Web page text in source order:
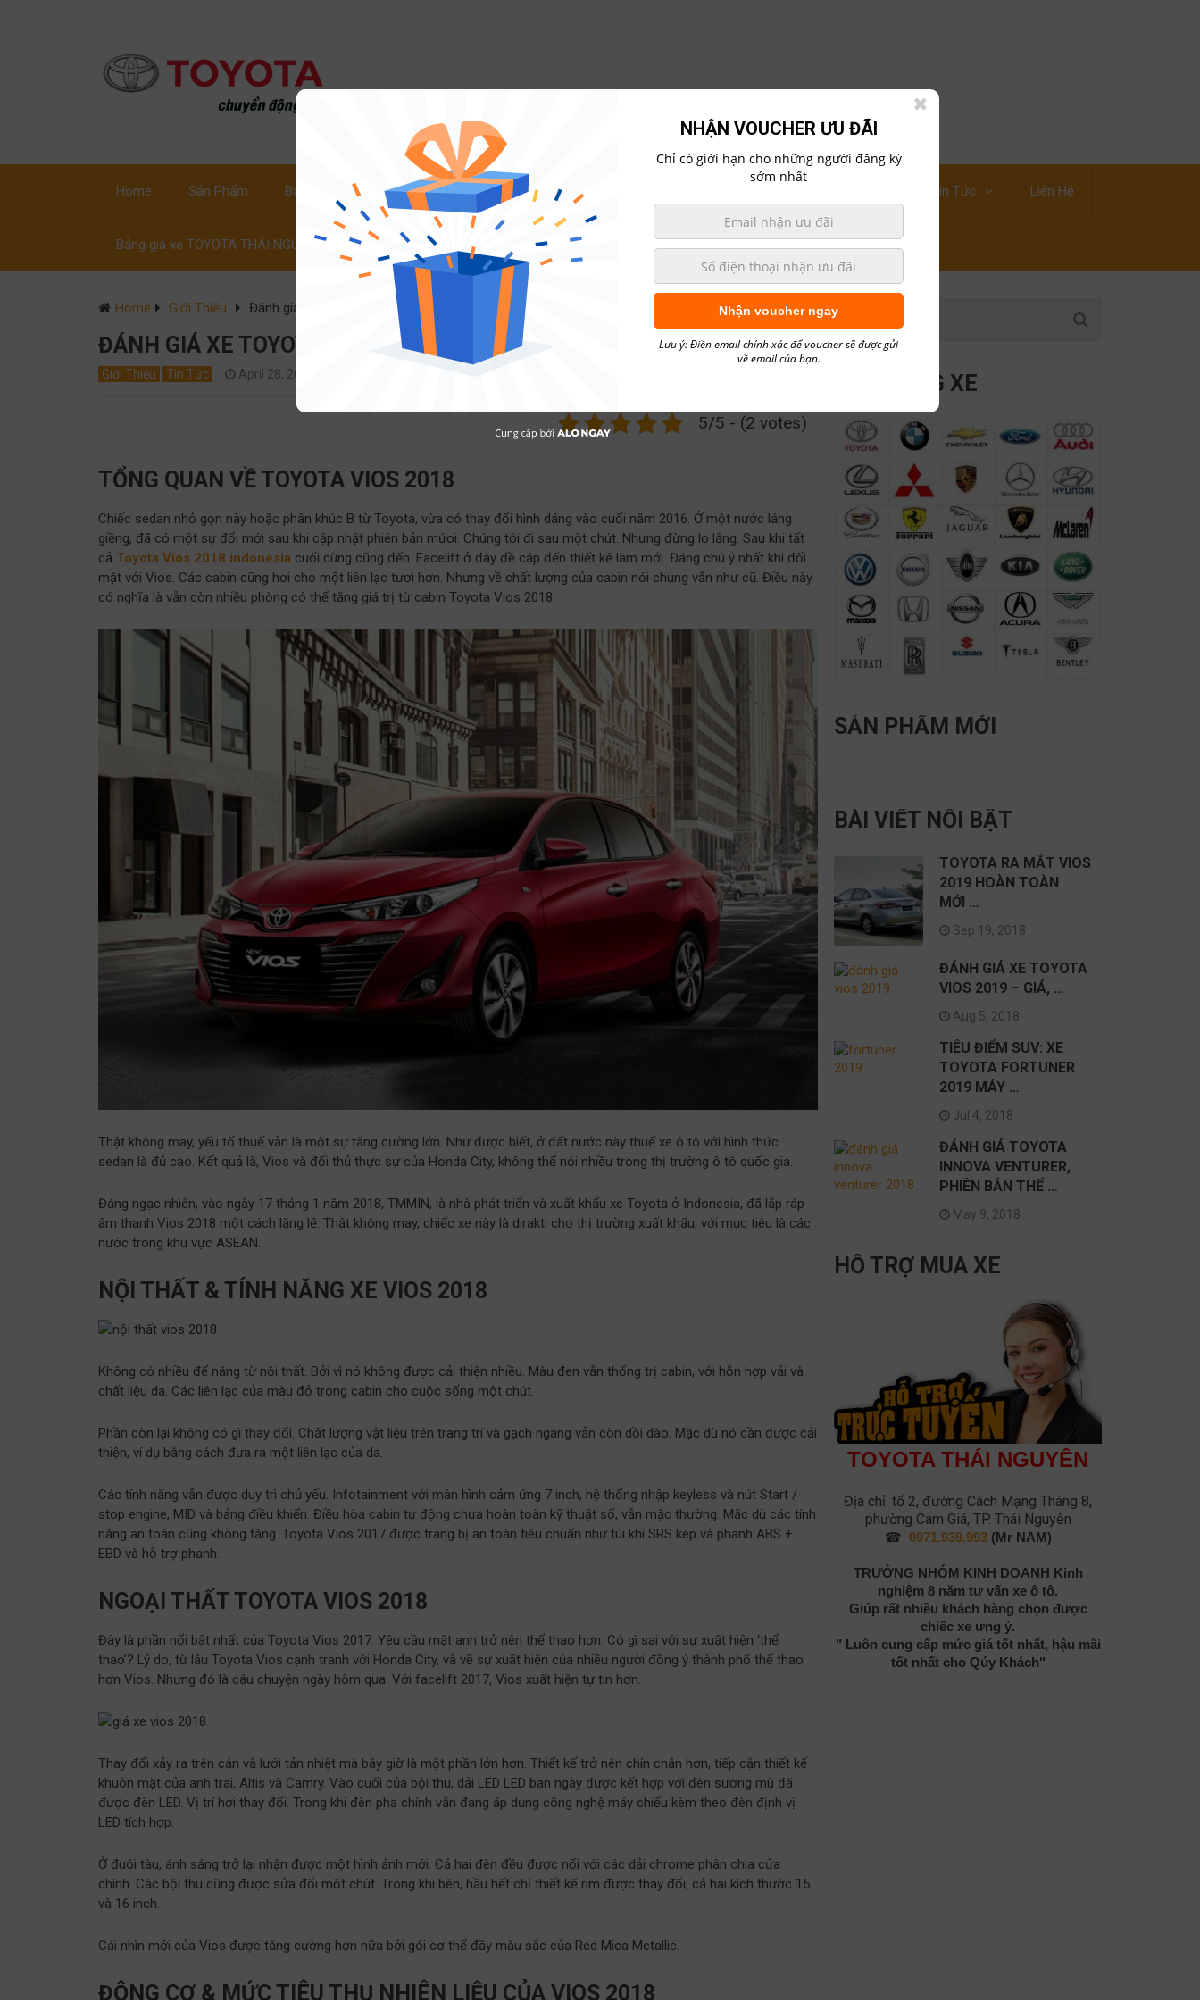
Home Sản Phẩm Bảng Giá Xe Các Dòng Xe Mua Xe Trả Góp Tin Tức Liên Hệ
Bảng giá xe TOYOTA THÁI NGUYÊN
Home Giới Thiệu Đánh giá xe TOYOTA VIOS 2018 phiên bản Indonesia
ĐÁNH GIÁ XE TOYOTA VIOS 2018 PHIÊN BẢN INDONESIA
Giới Thiệu Tin Tức April 28, 2018
5/5 - (2 votes)
TỔNG QUAN VỀ TOYOTA VIOS 2018
Chiếc sedan nhỏ gọn này hoặc phân khúc B từ Toyota, vừa có thay đổi hình dáng vào cuối năm 2016. Ở một nước láng
giềng, đã có một sự đổi mới sau khi cập nhật phiên bản mứoi. Chúng tôi đi sau một chút. Nhưng đừng lo lắng. Sau khi tất
cả Toyota Vios 2018 indonesia cuối cùng cũng đến. Facelift ở đây đề cập đến thiết kế làm mới. Đáng chú ý nhất khi đối
mặt với Vios. Các cabin cũng hơi cho một liên lạc tươi hơn. Nhưng về chất lượng của cabin nói chung vẫn như cũ. Điều này
có nghĩa là vẫn còn nhiều phòng có thể tăng giá trị từ cabin Toyota Vios 2018.
Thật không may, yếu tố thuế vẫn là một sự tăng cường lớn. Như được biết, ở đất nước này thuế xe ô tô với hình thức
sedan là đủ cao. Kết quả là, Vios và đối thủ thực sự của Honda City, không thể nói nhiều trong thị trường ô tô quốc gia.
Đáng ngạc nhiên, vào ngày 17 tháng 1 năm 2018, TMMIN, là nhà phát triển và xuất khẩu xe Toyota ở Indonesia, đã lắp ráp
âm thanh Vios 2018 một cách lặng lẽ. Thật không may, chiếc xe này là dirakti cho thị trường xuất khẩu, với mục tiêu là các
nước trong khu vực ASEAN.
NỘI THẤT & TÍNH NĂNG XE VIOS 2018
Không có nhiều để nâng từ nội thất. Bởi vì nó không được cải thiện nhiều. Màu đen vẫn thống trị cabin, với hỗn hợp vải và
chất liệu da. Các liên lạc của màu đỏ trong cabin cho cuộc sống một chút.
Phần còn lại không có gì thay đổi. Chất lượng vật liệu trên trang trí và gạch ngang vẫn còn dồi dào. Mặc dù nó cần được cải
thiện, ví dụ bằng cách đưa ra một liên lạc của da.
Các tính năng vẫn được duy trì chủ yếu. Infotainment với màn hình cảm ứng 7 inch, hệ thống nhập keyless và nút Start /
stop engine, MID và bảng điều khiển. Điều hòa cabin tự động chưa hoàn toàn kỹ thuật số, vẫn mặc thường. Mặc dù các tính
năng an toàn cũng không tăng. Toyota Vios 2017 được trang bị an toàn tiêu chuẩn như túi khí SRS kép và phanh ABS +
EBD và hỗ trợ phanh.
NGOẠI THẤT TOYOTA VIOS 2018
Đây là phần nổi bật nhất của Toyota Vios 2017. Yêu cầu mặt anh trở nên thể thao hơn. Có gì sai với sự xuất hiện ‘thể
thao’? Lý do, từ lâu Toyota Vios cạnh tranh với Honda City, và về sự xuất hiện của nhiều người đồng ý thành phố thể thao
hơn Vios. Nhưng đó là câu chuyện ngày hôm qua. Với facelift 2017, Vios xuất hiện tự tin hơn.
Thay đổi xảy ra trên cản và lưới tản nhiệt mà bây giờ là một phần lớn hơn. Thiết kế trở nên chín chắn hơn, tiếp cận thiết kế
khuôn mặt của anh trai, Altis và Camry. Vào cuối của bội thu, dải LED LED ban ngày được kết hợp với đèn sương mù đã
được đèn LED. Vị trí hơi thay đổi. Trong khi đèn pha chính vẫn đang áp dụng công nghệ máy chiếu kèm theo đèn định vị
LED tích hợp.
Ở đuôi tàu, ánh sáng trở lại nhận được một hình ảnh mới. Cả hai đèn đều được nối với các dải chrome phân chia cửa
chính. Các bội thu cũng được sửa đổi một chút. Trong khi bên, hầu hết chỉ thiết kế rim được thay đổi, cả hai kích thước 15
và 16 inch.
Cái nhìn mới của Vios được tăng cường hơn nữa bởi gói cơ thể đầy màu sắc của Red Mica Metallic.
ĐỘNG CƠ & MỨC TIÊU THỤ NHIÊN LIỆU CỦA VIOS 2018
CÁC HÃNG XE
SẢN PHẨM MỚI
BÀI VIẾT NỔI BẬT
TOYOTA RA MẮT VIOS
2019 HOÀN TOÀN
MỚI …
Sep 19, 2018
ĐÁNH GIÁ XE TOYOTA
VIOS 2019 – GIÁ, …
Aug 5, 2018
TIÊU ĐIỂM SUV: XE
TOYOTA FORTUNER
2019 MÁY …
Jul 4, 2018
ĐÁNH GIÁ TOYOTA
INNOVA VENTURER,
PHIÊN BẢN THỂ …
May 9, 2018
HỖ TRỢ MUA XE
TOYOTA THÁI NGUYÊN
Địa chỉ: tổ 2, đường Cách Mạng Tháng 8,
phường Cam Giá, TP. Thái Nguyên
☎ 0971.939.993(Mr NAM)
TRƯỞNG NHÓM KINH DOANH Kinh
nghiệm 8 năm tư vấn xe ô tô.
Giúp rất nhiều khách hàng chọn được
chiếc xe ưng ý.
" Luôn cung cấp mức giá tốt nhất, hậu mãi
tốt nhất cho Qúy Khách"
NHẬN VOUCHER ƯU ĐÃI
Chỉ có giới hạn cho những người đăng ký
sớm nhất
Nhận voucher ngay
Lưu ý: Điền email chính xác để voucher sẽ được gửi
về email của bạn.